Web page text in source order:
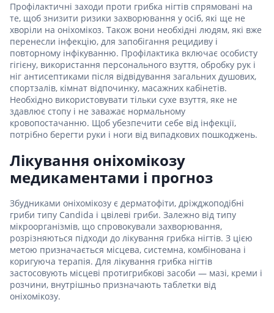
Профілактичні заходи проти грибка нігтів спрямовані на
те, щоб знизити ризики захворювання у осіб, які ще не
хворіли на оніхомікоз. Також вони необхідні людям, які вже
перенесли інфекцію, для запобігання рецидиву і
повторному інфікуванню. Профілактика включає особисту
гігієну, використання персонального взуття, обробку рук і
ніг антисептиками після відвідування загальних душових,
спортзалів, кімнат відпочинку, масажних кабінетів.
Необхідно використовувати тільки сухе взуття, яке не
здавлює стопу і не заважає нормальному
кровопостачанню. Щоб убезпечити себе від інфекції,
потрібно берегти руки і ноги від випадкових пошкоджень.
Лікування оніхомікозу
медикаментами і прогноз
Збудниками оніхомікозу є дерматофіти, дріжджоподібні
гриби типу Candida і цвілеві гриби. Залежно від типу
мікроорганізмів, що спровокували захворювання,
розрізняються підходи до лікування грибка нігтів. З цією
метою призначається місцева, системна, комбінована і
коригуюча терапія. Для лікування грибка нігтів
застосовують місцеві протигрибкові засоби — мазі, креми і
розчини, внутрішньо призначають таблетки від
оніхомікозу.